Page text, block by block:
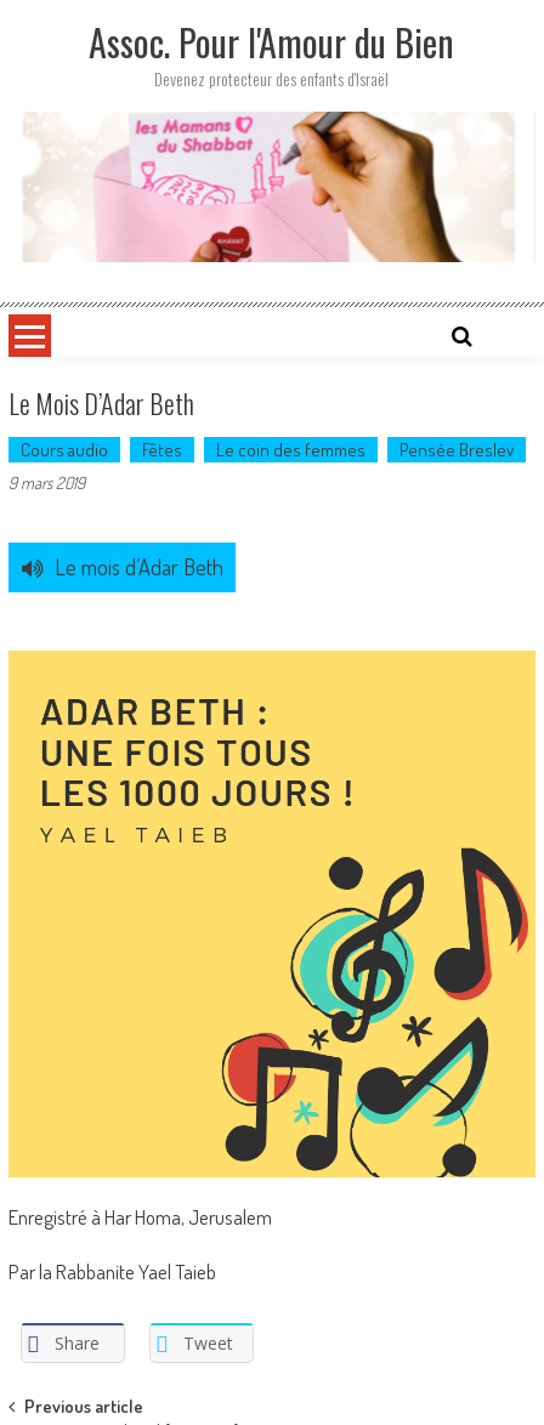
Assoc. Pour l'Amour du Bien
Devenez protecteur des enfants d'Israël
Le Mois D’Adar Beth
Cours audio Fêtes Le coin des femmes Pensée Breslev
9 mars 2019
Le mois d’Adar Beth
Enregistré à Har Homa, Jerusalem
Par la Rabbanite Yael Taieb
Share Tweet
Post
Previous article